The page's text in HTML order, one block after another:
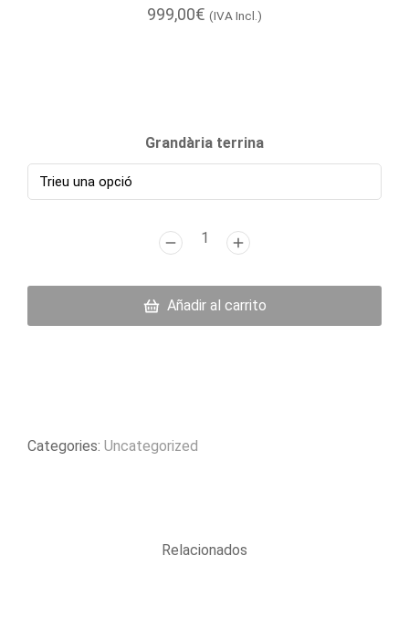
999,00€ (IVA Incl.)
Grandària terrina
Añadir al carrito
Categories: Uncategorized
Relacionados